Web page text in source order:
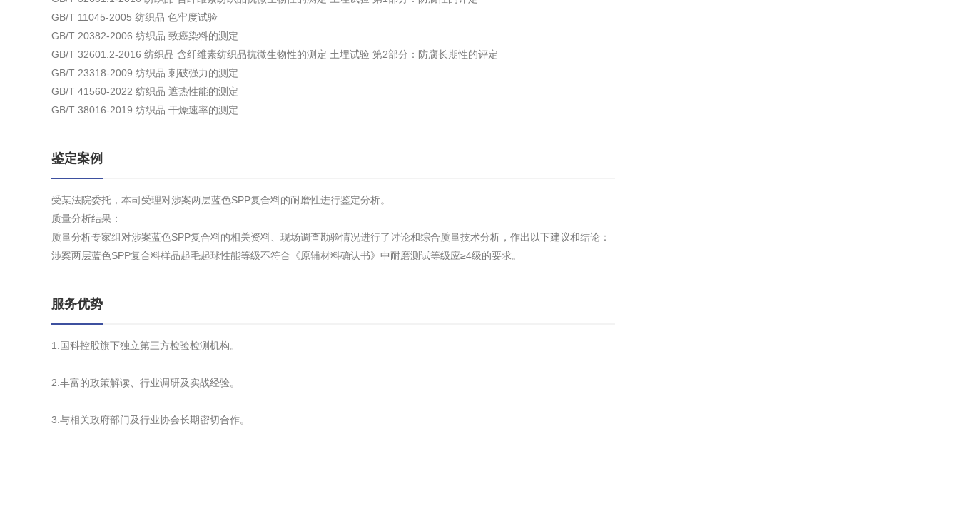
GB/T 11045-2005 纺织品 色牢度试验
GB/T 20382-2006 纺织品 致癌染料的测定
GB/T 32601.2-2016 纺织品 含纤维素纺织品抗微生物性的测定 土埋试验 第2部分：防腐长期性的评定
GB/T 23318-2009 纺织品 刺破强力的测定
GB/T 41560-2022 纺织品 遮热性能的测定
GB/T 38016-2019 纺织品 干燥速率的测定
鉴定案例
受某法院委托，本司受理对涉案两层蓝色SPP复合料的耐磨性进行鉴定分析。
质量分析结果：
质量分析专家组对涉案蓝色SPP复合料的相关资料、现场调查勘验情况进行了讨论和综合质量技术分析，作出以下建议和结论：
涉案两层蓝色SPP复合料样品起毛起球性能等级不符合《原辅材料确认书》中耐磨测试等级应≥4级的要求。
服务优势
1.国科控股旗下独立第三方检验检测机构。
2.丰富的政策解读、行业调研及实战经验。
3.与相关政府部门及行业协会长期密切合作。